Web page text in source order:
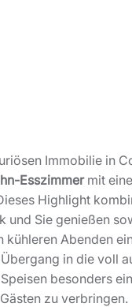
Immobilie in
Esszimmermit
Highlight
und Sie genießen
kühleren Abenden
in die voll
besonders
zu verbringen.